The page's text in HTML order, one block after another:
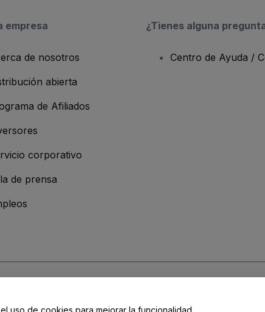
empresa
de nosotros
abierta
de Afiliados
corporativo
de prensa
¿Tienes alguna
Centro de Ayuda /
uso de cookies para mejorar la funcionalidad